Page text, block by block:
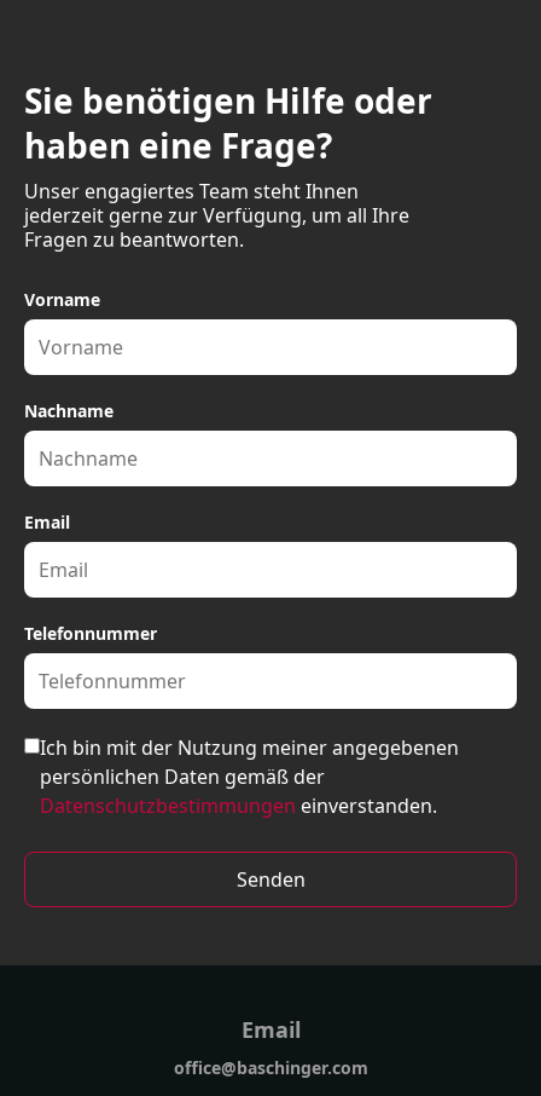
Sie benötigen Hilfe oder
haben eine Frage?
Unser engagiertes Team steht Ihnen
jederzeit gerne zur Verfügung, um all Ihre
Fragen zu beantworten.
Vorname
Nachname
Email
Telefonnummer
Ich bin mit der Nutzung meiner angegebenen
persönlichen Daten gemäß der
Datenschutzbestimmungen einverstanden.
Senden
Email
office@baschinger.com